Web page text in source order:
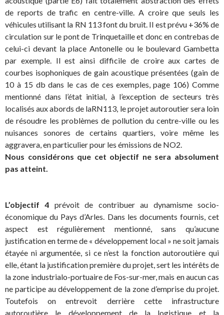
de reports de trafic en centre-ville. A croire que seuls les
véhicules utilisant la RN 113 font du bruit. Il est prévu +36% de
circulation sur le pont de Trinquetaille et donc en contrebas de
celui-ci devant la place Antonelle ou le boulevard Gambetta
par exemple. Il est ainsi difficile de croire aux cartes de
courbes isophoniques de gain acoustique présentées (gain de
10 à 15 db dans le cas de ces exemples, page 106) Comme
mentionné dans l’état initial, à l’exception de secteurs très
localisés aux abords de laRN113, le projet autoroutier sera loin
de résoudre les problèmes de pollution du centre-ville ou les
nuisances sonores de certains quartiers, voire même les
aggravera, en particulier pour les émissions de NO2.
Nous considérons que cet objectif ne sera absolument
pas atteint.
L’objectif 4 prévoit de contribuer au dynamisme socio-
économique du Pays d’Arles. Dans les documents fournis, cet
aspect est régulièrement mentionné, sans qu’aucune
justification en terme de « développement local » ne soit jamais
étayée ni argumentée, si ce n’est la fonction autoroutière qui
elle, étant la justification première du projet, sert les intérêts de
la zone industrialo-portuaire de Fos-sur-mer, mais en aucun cas
ne participe au développement de la zone d’emprise du projet.
Toutefois on entrevoit derrière cette infrastructure
autoroutière le développement de la logistique et la